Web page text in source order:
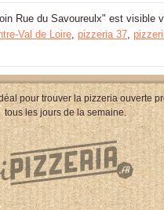
Rue du Savoureulx" est visible
Val de Loire pizzeria 37
pour trouver la pizzeria ouverte
tous les jours de la semaine.